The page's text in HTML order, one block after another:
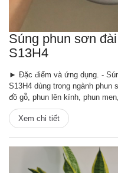
Súng phun sơn
S13H4
► Đặc điểm và ứng dụng. -
S13H4 dùng trong ngành
đồ gỗ, phun lên kính, phun
Xem chi tiết